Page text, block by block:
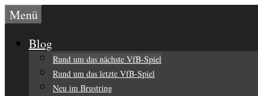
Zum
Inhalt
springen
Menü
Blog
Rund um das nächste VfB-Spiel
Rund um das letzte VfB-Spiel
Neu im Brustring